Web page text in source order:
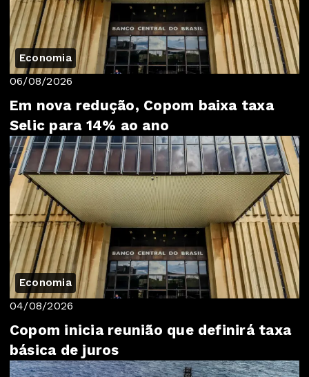
Economia
06/08/2026
Em nova redução, Copom baixa taxa
Selic para 14% ao ano
Economia
04/08/2026
Copom inicia reunião que definirá taxa
básica de juros